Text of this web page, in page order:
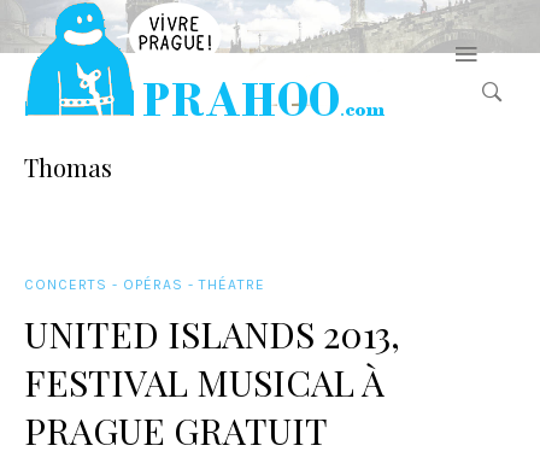
Thomas
CONCERTS - OPÉRAS - THÉATRE
UNITED ISLANDS 2013,
FESTIVAL MUSICAL À
PRAGUE GRATUIT